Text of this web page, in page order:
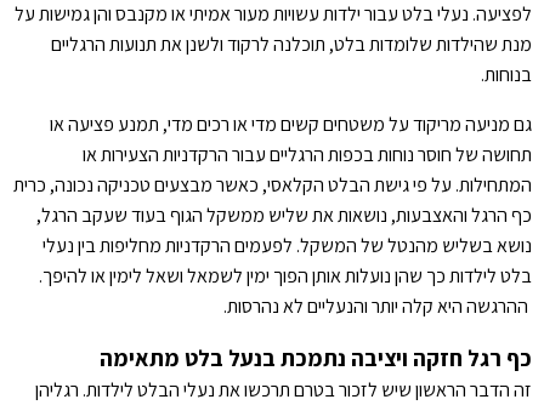
לפציעה. נעלי בלט עבור ילדות עשויות מעור אמיתי או מקנבס והן גמישות על
מנת שהילדות שלומדות בלט, תוכלנה לרקוד ולשנן את תנועות הרגליים
בנוחות.
גם מניעה מריקוד על משטחים קשים מדי או רכים מדי, תמנע פציעה או
תחושה של חוסר נוחות בכפות הרגליים עבור הרקדניות הצעירות או
המתחילות. על פי גישת הבלט הקלאסי, כאשר מבצעים טכניקה נכונה, כרית
כף הרגל והאצבעות, נושאות את שליש ממשקל הגוף בעוד שעקב הרגל,
נושא בשליש מהנטל של המשקל. לפעמים הרקדניות מחליפות בין נעלי
בלט לילדות כך שהן נועלות אותן הפוך ימין לשמאל ושאל לימין או להיפך.
ההרגשה היא קלה יותר והנעליים לא נהרסות.
כף רגל חזקה ויציבה נתמכת בנעל בלט מתאימה
זה הדבר הראשון שיש לזכור בטרם תרכשו את נעלי הבלט לילדות. רגליהן